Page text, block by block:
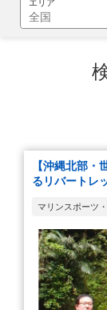
【沖縄北部
るリバートレ
マリンスポーツ
ウォーキング・
ボルダリング・
ラフティング・